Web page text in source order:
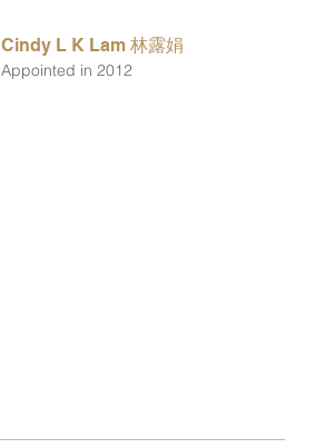
Cindy L K Lam 林露娟
Appointed in 2012